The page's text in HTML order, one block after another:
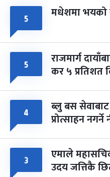
५ मधेशमा भयको
५ राजमार्ग
कर ५ प्रतिशत
४ ब्लु बस
प्रोत्साहन नगर्ने
३ एमाले
उदय जत्तिकै